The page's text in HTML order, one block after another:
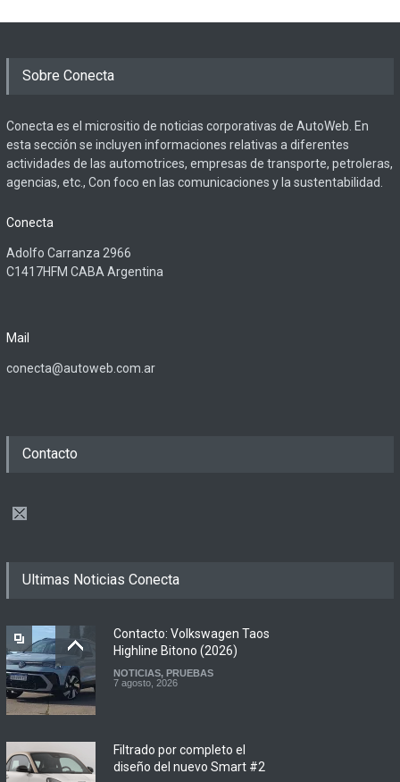
Sobre Conecta
Conecta es el micrositio de noticias corporativas de AutoWeb. En
esta sección se incluyen informaciones relativas a diferentes
actividades de las automotrices, empresas de transporte, petroleras,
agencias, etc., Con foco en las comunicaciones y la sustentabilidad.
Conecta
Adolfo Carranza 2966
C1417HFM CABA Argentina
Mail
conecta@autoweb.com.ar
Contacto
Ultimas Noticias Conecta
Contacto: Volkswagen Taos
Highline Bitono (2026)
NOTICIAS, PRUEBAS
7 agosto, 2026
Filtrado por completo el
diseño del nuevo Smart #2